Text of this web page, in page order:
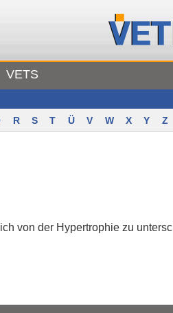
VETS
R S T Ü V W X Y Z
von der Hypertrophie zu